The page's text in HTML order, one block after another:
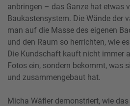
anbringen – das Ganze hat etwas
Baukastensystem. Die Wände der
man auf die Masse des eigenen
und den Raum so herrichten, wie
Die Kundschaft kauft nicht immer
Fotos ein, sondern bekommt, was
und zusammengebaut hat.
Micha Wäfler demonstriert, wie